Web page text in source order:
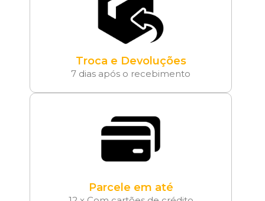
Troca e Devoluções
7 dias após o recebimento
Parcele em até